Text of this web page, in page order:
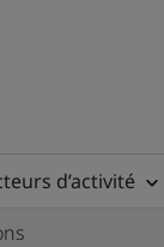
d’activité